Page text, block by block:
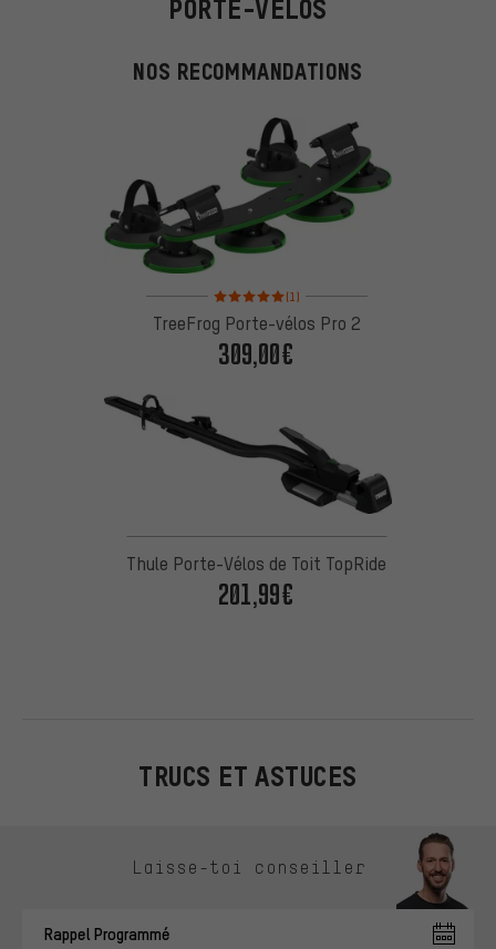
PORTE-VÉLOS
NOS RECOMMANDATIONS
Note moyenne : 5 sur 5 d'après 1 avis
(1)
TreeFrog Porte-vélos Pro 2
309,00€
Thule Porte-Vélos de Toit TopRide
201,99€
TRUCS ET ASTUCES
Laisse-toi conseiller
Rappel Programmé